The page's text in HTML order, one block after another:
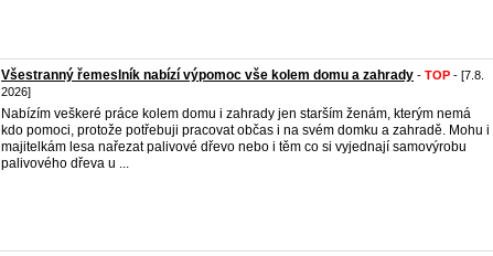
Všestranný řemeslník nabízí výpomoc vše kolem domu a zahrady - TOP - [7.8.
2026]
Nabízím veškeré práce kolem domu i zahrady jen starším ženám, kterým nemá
kdo pomoci, protože potřebuji pracovat občas i na svém domku a zahradě. Mohu i
majitelkám lesa nařezat palivové dřevo nebo i těm co si vyjednají samovýrobu
palivového dřeva u ...